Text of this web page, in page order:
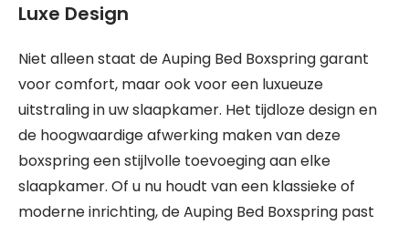
Luxe Design
Niet alleen staat de Auping Bed Boxspring garant
voor comfort, maar ook voor een luxueuze
uitstraling in uw slaapkamer. Het tijdloze design en
de hoogwaardige afwerking maken van deze
boxspring een stijlvolle toevoeging aan elke
slaapkamer. Of u nu houdt van een klassieke of
moderne inrichting, de Auping Bed Boxspring past